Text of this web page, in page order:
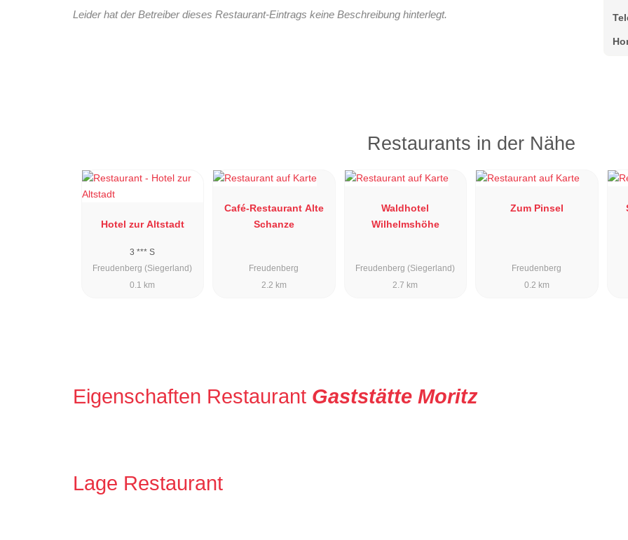
Leider hat der Betreiber dieses Restaurant-Eintrags keine Beschreibung hinterlegt.
Restaurants in der Nähe
Hotel zur Altstadt
3 *** S
Freudenberg (Siegerland)
0.1 km
Café-Restaurant Alte
Schanze
Freudenberg
2.2 km
Waldhotel
Wilhelmshöhe
Freudenberg (Siegerland)
2.7 km
Zum Pinsel
Freudenberg
0.2 km
Eigenschaften Restaurant Gaststätte Moritz
Lage Restaurant